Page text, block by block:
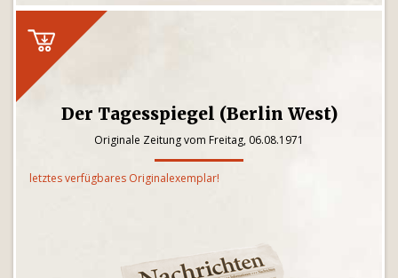
Der Tagesspiegel (Berlin West)
Originale Zeitung vom Freitag, 06.08.1971
letztes verfügbares Originalexemplar!